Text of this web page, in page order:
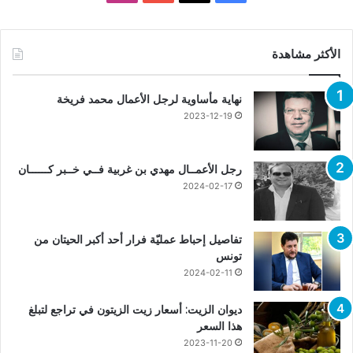
الأكثر مشاهدة
نهاية مأساوية لرجل الأعمال محمد فريخة
2023-12-19
رجل الأعمــال مهدي بن غربية فــي خــبر كــــــان
2024-02-17
تفاصيل إحباط عمليّة فرار أحد أكبر الحيتان من
تونس
2024-02-11
ديوان الزيت: أسعار زيت الزيتون في تراجع لتبلغ
هذا السعر
2023-11-20